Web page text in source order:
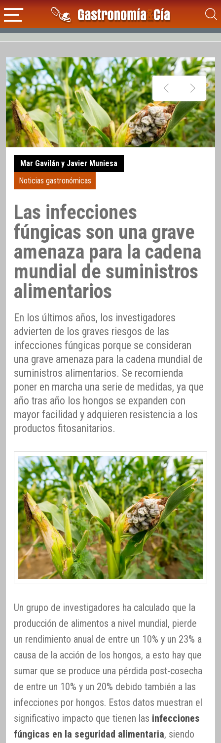
Mar Gavilán y Javier Muniesa
Noticias gastronómicas
Las infecciones
fúngicas son una grave
amenaza para la cadena
mundial de suministros
alimentarios
En los últimos años, los investigadores
advierten de los graves riesgos de las
infecciones fúngicas porque se consideran
una grave amenaza para la cadena mundial de
suministros alimentarios. Se recomienda
poner en marcha una serie de medidas, ya que
año tras año los hongos se expanden con
mayor facilidad y adquieren resistencia a los
productos fitosanitarios.
Un grupo de investigadores ha calculado que la
producción de alimentos a nivel mundial, pierde
un rendimiento anual de entre un 10% y un 23% a
causa de la acción de los hongos, a esto hay que
sumar que se produce una pérdida post-cosecha
de entre un 10% y un 20% debido también a las
infecciones por hongos. Estos datos muestran el
significativo impacto que tienen las infecciones
fúngicas en la seguridad alimentaria, siendo